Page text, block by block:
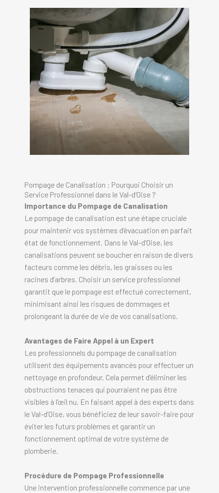
Pompage de Canalisation : Pourquoi Choisir un
Service Professionnel dans le Val-d'Oise ?
Importance du Pompage de Canalisation
Le pompage de canalisation est une étape cruciale
pour maintenir vos systèmes d’évacuation en parfait
état de fonctionnement. Dans le Val-d’Oise, les
canalisations peuvent se boucher en raison de divers
facteurs comme les débris, les graisses ou les
racines d’arbres. Choisir un service professionnel
garantit que le pompage est effectué correctement,
minimisant ainsi les risques de dommages et
prolongeant la durée de vie de vos canalisations.
Avantages de Faire Appel à un Expert
Les professionnels du pompage de canalisation
utilisent des équipements avancés pour effectuer un
nettoyage en profondeur. Cela permet d’éliminer les
obstructions tenaces qui pourraient ne pas être
visibles à l’œil nu. En faisant appel à des experts dans
le Val-d’Oise, vous bénéficiez de leur savoir-faire pour
éviter les futurs problèmes et garantir un
fonctionnement optimal de votre système de
plomberie.
Procédure de Pompage Professionnelle
Une intervention professionnelle commence par une